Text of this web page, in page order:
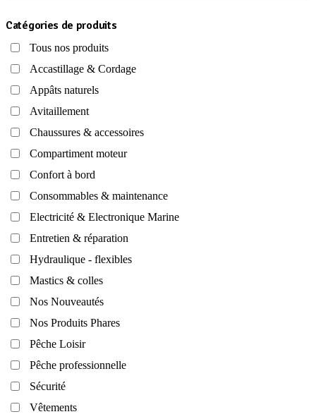
Catégories de produits
Tous nos produits
Accastillage & Cordage
Appâts naturels
Avitaillement
Chaussures & accessoires
Compartiment moteur
Confort à bord
Consommables & maintenance
Electricité & Electronique Marine
Entretien & réparation
Hydraulique - flexibles
Mastics & colles
Nos Nouveautés
Nos Produits Phares
Pêche Loisir
Pêche professionnelle
Sécurité
Vêtements